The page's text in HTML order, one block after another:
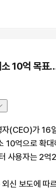
10억 목표
자(CEO)가 16
10억으로 확
사용자는 2
신 보도에 따